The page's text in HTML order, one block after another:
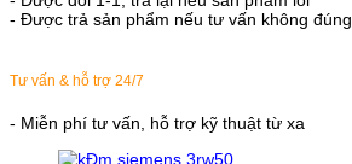
- Được trả sản phẩm nếu tư vấn không đúng
Tư vấn & hỗ trợ 24/7
- Miễn phí tư vấn, hỗ trợ kỹ thuật từ xa